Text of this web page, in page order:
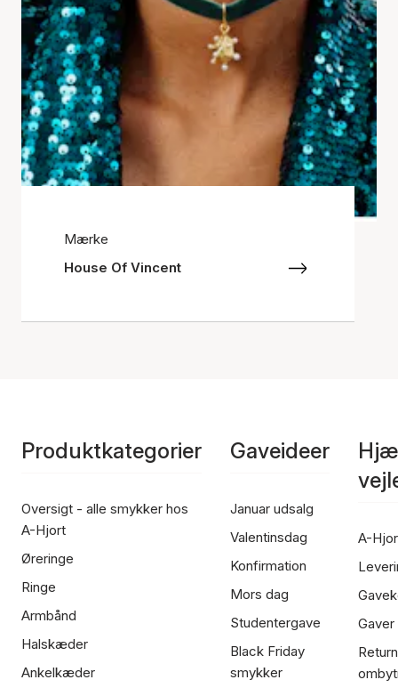
Mærke
House Of Vincent
Produktkategorier
Oversigt - alle smykker hos
A-Hjort
Øreringe
Ringe
Armbånd
Halskæder
Ankelkæder
Gaveideer
Januar udsalg
Valentinsdag
Konfirmation
Mors dag
Studentergave
Black Friday
smykker
A-